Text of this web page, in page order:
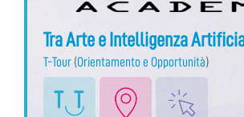
Tra Arte e Intelligenza
T-Tour (Orientamento e Opportunità)